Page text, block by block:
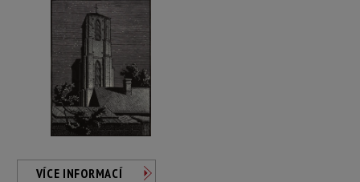
VÍCE INFORMACÍ